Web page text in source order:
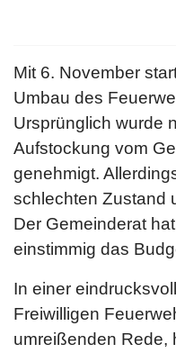
Mit 6. November
Umbau des
Ursprünglich wurde
Aufstockung vom
genehmigt.
schlechten Zustand
Der Gemeinderat
einstimmig das
In einer
Freiwilligen
umreißenden Rede,